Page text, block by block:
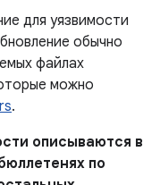
для уязвимости
обычно
файлах
можно
.
описываются в
по